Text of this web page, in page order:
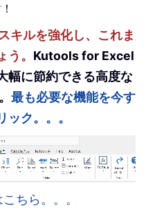
キルを強化し、これま
。 Kutools for Excel
幅に節約できる高度な
最も必要な機能を今す
ック。。。
ちら。。。